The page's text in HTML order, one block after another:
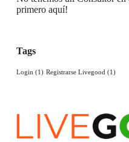
primero aquí!
Tags
Login (1) Registrarse Livegood (1)